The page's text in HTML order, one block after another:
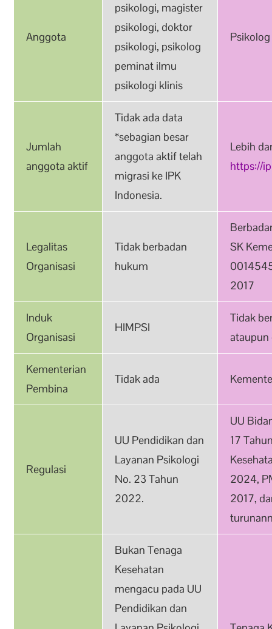
Anggota
psikologi, magister
psikologi, doktor
psikologi, psikolog
peminat ilmu
psikologi klinis
Jumlah
anggota aktif
Tidak ada data
*sebagian besar
anggota aktif telah
migrasi ke IPK
Indonesia.
Lebih
https://
Legalitas
Organisasi
Tidak berbadan
hukum
SK
2017
Induk
Organisasi
HIMPSI
Tidak
ataupun
Kementerian
Pembina
Tidak ada
Regulasi
UU Pendidikan dan
Layanan Psikologi
No. 23 Tahun
2022.
UU
17
2024,
2017,
Bukan Tenaga
Kesehatan
mengacu pada UU
Pendidikan dan